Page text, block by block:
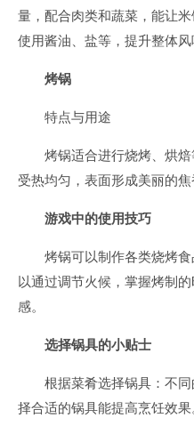
量，配合肉类和蔬菜，能让
使用酱油、盐等，提升整体风
烤锅
特点与用途
烤锅适合进行烧烤、烘
受热均匀，表面形成美丽的焦
游戏中的使用技巧
烤锅可以制作各类烧烤
以通过调节火候，掌握烤制
感。
选择锅具的小贴士
根据菜肴选择锅具：不
择合适的锅具能提高烹饪效果